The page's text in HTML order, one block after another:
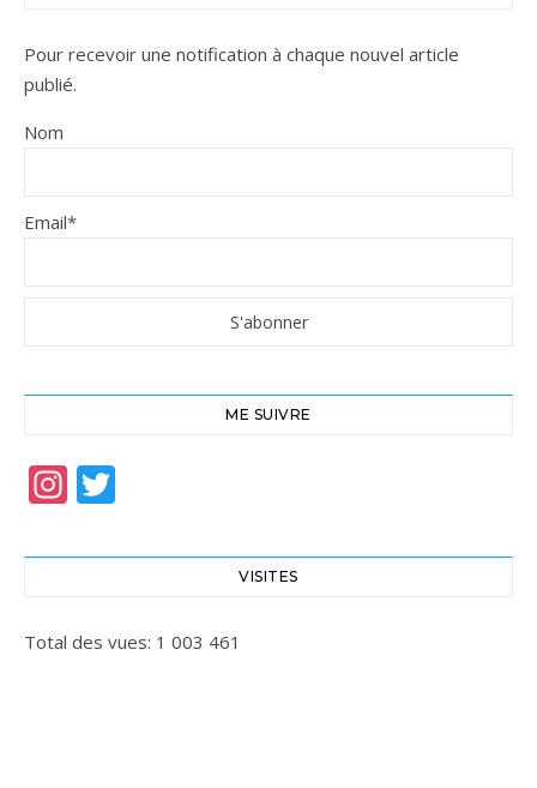
Pour recevoir une notification à chaque nouvel article
publié.
Nom
Email*
ME SUIVRE
Instagram
VISITES
Total des vues: 1 003 461